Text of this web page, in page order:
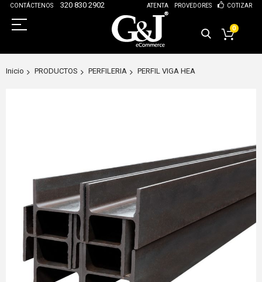
CONTÁCTENOS 320 830 2902 ATENTA PROVEDORES COTIZAR
0
Inicio PRODUCTOS PERFILERIA PERFIL VIGA HEA